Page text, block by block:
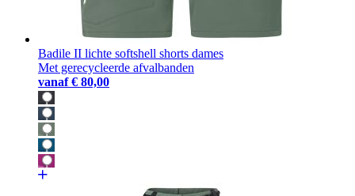
Badile II lichte softshell shorts dames
Met gerecycleerde afvalbanden
vanaf € 80,00